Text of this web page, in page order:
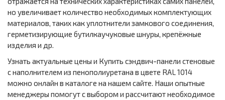
но увеличивает количество необходимых комплектующих
материалов, таких как уплотнители замкового соединения,
герметизирующие бутилкаучуковые шнуры, крепёжные
изделия и др.
Узнать актуальные цены и Купить сэндвич-панели стеновые
с наполнителем из пенополиуретана в цвете RAL 1014
можно онлайн в каталоге на нашем сайте. Наши опытные
менеджеры помогут с выбором и рассчитают необходимое